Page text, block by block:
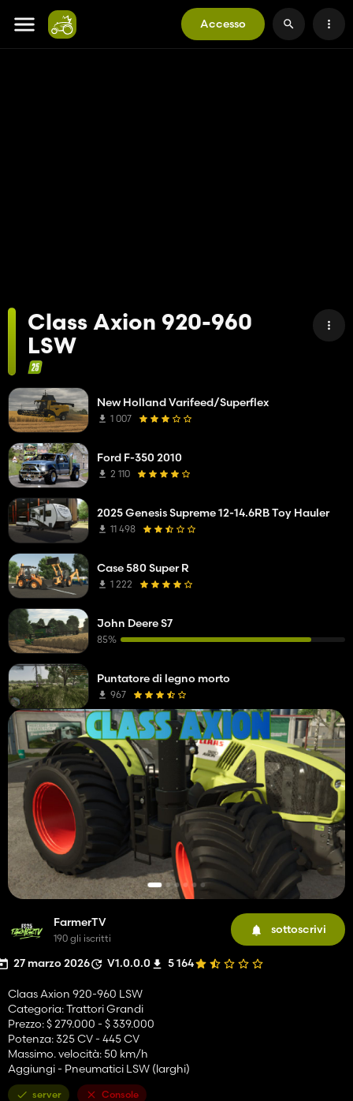
Accesso
Class Axion 920-960
LSW
FarmerTV
190 gli iscritti
sottoscrivi
27 marzo 2026 V1.0.0.0 5 164
Claas Axion 920-960 LSW
Categoria: Trattori Grandi
Prezzo: $ 279.000 - $ 339.000
Potenza: 325 CV - 445 CV
Massimo. velocità: 50 km/h
Aggiungi - Pneumatici LSW (larghi)
server Console
New Holland Varifeed/Superflex
1 007
Ford F-350 2010
2 110
2025 Genesis Supreme 12-14.6RB Toy Hauler
11 498
Case 580 Super R
1 222
John Deere S7
85%
Puntatore di legno morto
967